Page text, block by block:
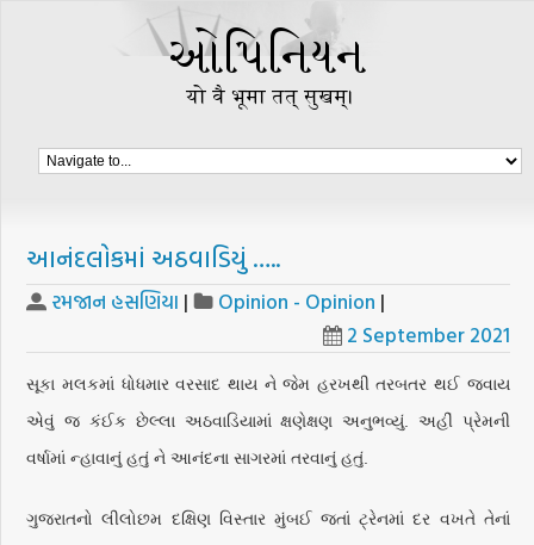
આનંદલોકમાં અઠવાડિયું …..
રમજાન હસણિયા | Opinion - Opinion |
2 September 2021
સૂકા મલકમાં ધોધમાર વરસાદ થાય ને જેમ હરખથી તરબતર થઈ જવાય
એવું જ કંઈક છેલ્લા અઠવાડિયામાં ક્ષણેક્ષણ અનુભવ્યું. અહીં પ્રેમની
વર્ષામાં ન્હાવાનું હતું ને આનંદના સાગરમાં તરવાનું હતું.
ગુજરાતનો લીલોછમ દક્ષિણ વિસ્તાર મુંબઈ જતાં ટ્રેનમાં દર વખતે તેનાં